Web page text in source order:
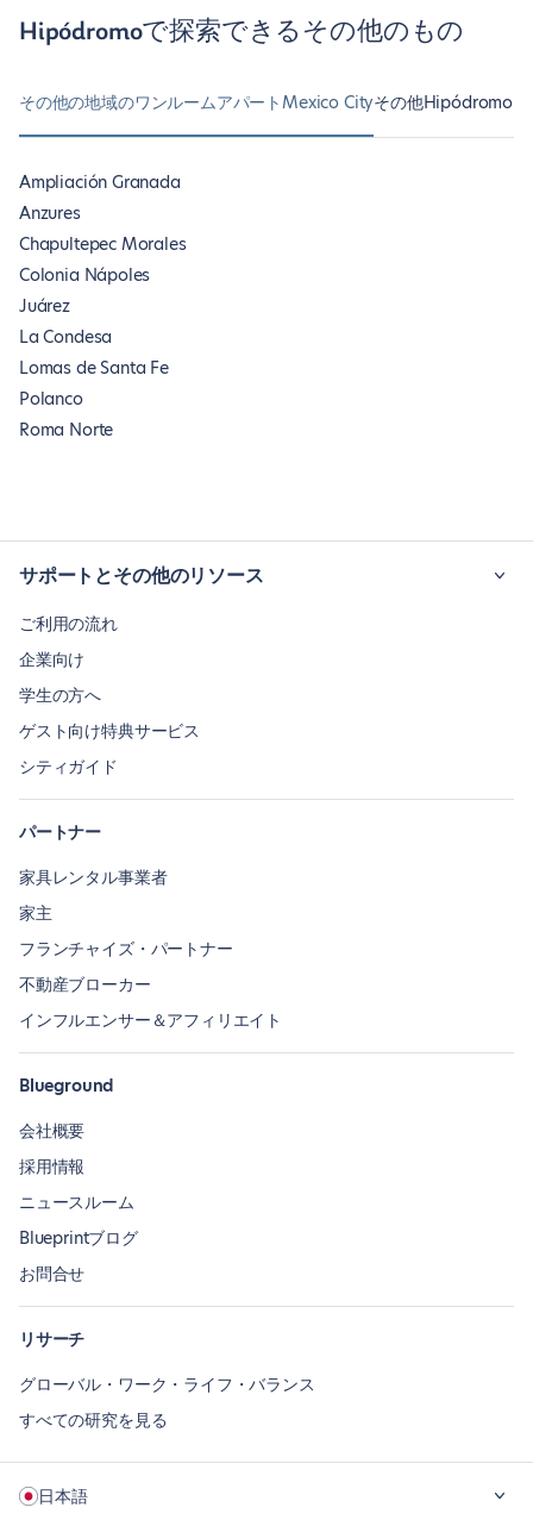
Hipódromoで探索できるその他のもの
その他の地域のワンルームアパートMexico Cityその他Hipódromo
Ampliación Granada
Anzures
Chapultepec Morales
Colonia Nápoles
Juárez
La Condesa
Lomas de Santa Fe
Polanco
Roma Norte
サポートとその他のリソース
ご利用の流れ
企業向け
学生の方へ
ゲスト向け特典サービス
シティガイド
パートナー
家具レンタル事業者
家主
フランチャイズ・パートナー
不動産ブローカー
インフルエンサー＆アフィリエイト
Blueground
会社概要
採用情報
ニュースルーム
Blueprintブログ
お問合せ
リサーチ
グローバル・ワーク・ライフ・バランス
すべての研究を見る
日本語